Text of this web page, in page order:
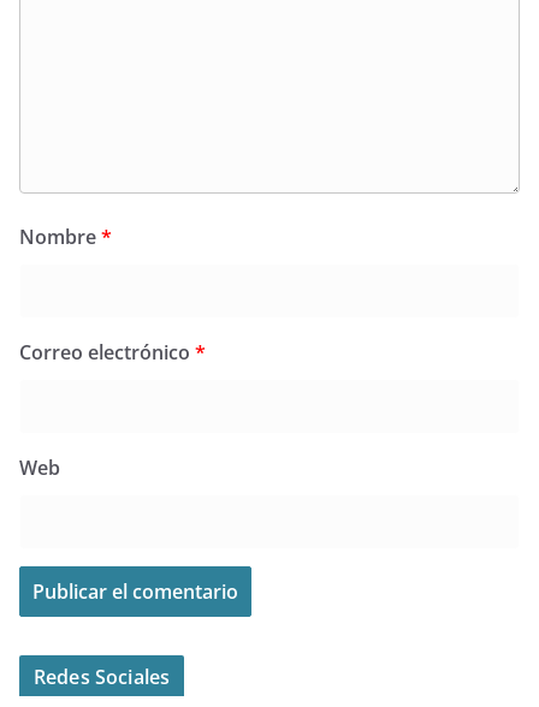
Nombre*
Correo electrónico *
Web
Redes Sociales